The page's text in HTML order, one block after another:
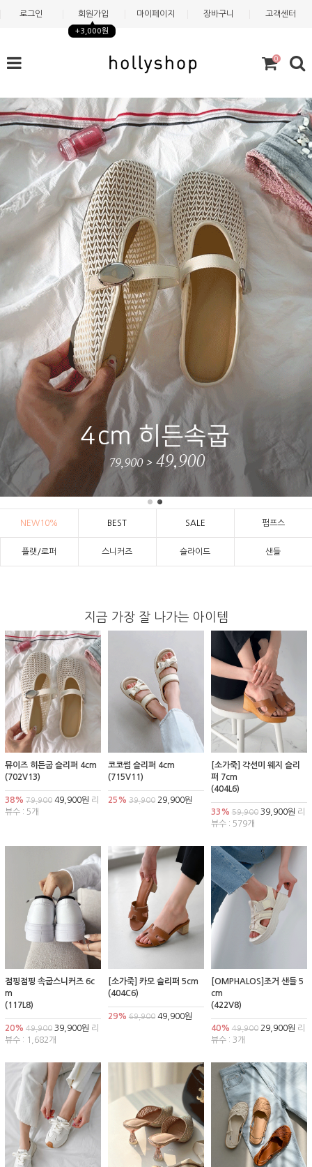
로그인 회원가입
+3,000원
마이페이지 장바구니 고객센터
0
NEW10% BEST SALE 펌프스
플랫/로퍼 스니커즈 슬라이드 샌들
지금 가장 잘 나가는 아이템
뮤이즈 히든굽 슬리퍼 4cm
(702V13)
38% 79,900 49,900원 리
뷰수 : 5개
코코썸 슬리퍼 4cm
(715V11)
25% 39,90029,900원
[소가죽] 각선미 웨지 슬리
퍼 7cm
(404L6)
33% 59,90039,900원 리
뷰수 : 579개
점핑점핑 속굽스니커즈 6c
m
(117L8)
20% 49,900 39,900원 리
뷰수 : 1,682개
[소가죽] 카모 슬리퍼 5cm
(404C6)
29% 69,90049,900원
[OMPHALOS]조거 샌들 5
cm
(422V8)
40% 49,90029,900원 리
뷰수 : 3개